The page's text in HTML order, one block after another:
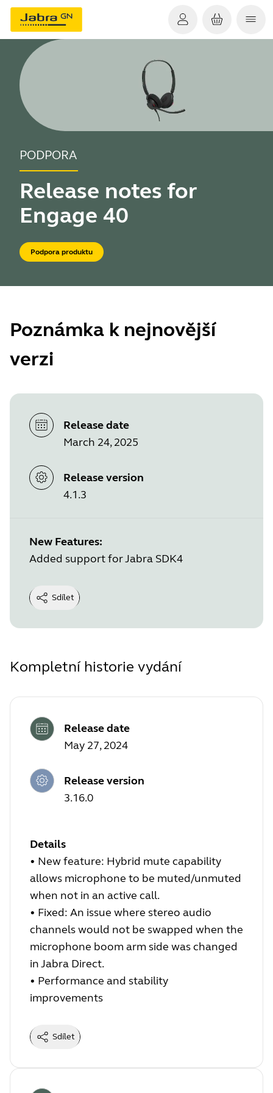
PODPORA
Release notes for
Engage 40
Podpora produktu
Poznámka k nejnovější
verzi
Release date
March 24, 2025
Release version
4.1.3
New Features:
Added support for Jabra SDK4
Sdílet
Kompletní historie vydání
Release date
May 27, 2024
Release version
3.16.0
Details
• New feature: Hybrid mute capability
allows microphone to be muted/unmuted
when not in an active call.
• Fixed: An issue where stereo audio
channels would not be swapped when the
microphone boom arm side was changed
in Jabra Direct.
• Performance and stability
improvements
Sdílet